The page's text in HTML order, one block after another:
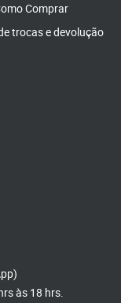
Comprar
trocas e devolução
às 18 hrs.